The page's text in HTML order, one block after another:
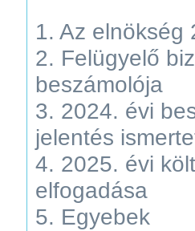
1. Az elnökség
2. Felügyelő
beszámolója
3. 2024. évi
jelentés
4. 2025. évi
elfogadása
5. Egyebek